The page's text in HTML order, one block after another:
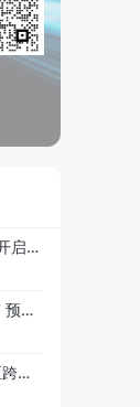
AOKOX傲鲲网4月18日秒杀即将开启！TikTok 运营类、数据分析类、红人视频等资源工具等你来秒杀！
跨境首场3D剧院场地：如何让 AI 预测市场并让选品成功率提升30%、透视竞品卖点、实现关键词上首页......
变局破局 · 创见未来 2023大湾区跨境电商经营者暨运营者大会